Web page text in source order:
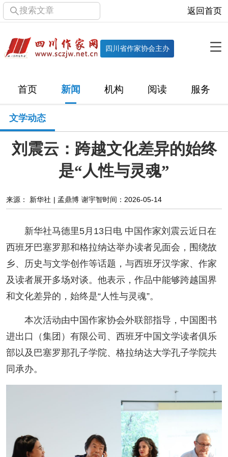
搜索文章 返回首页
四川省作家协会主办
首页 新闻 机构 阅读 服务
机构
直属单位 团体会员 主管社团 专门委员会
历届主席团
新闻
文学动态 作协工作
十百千 网络文学 万千百十
小说 散文 诗歌 文学评论
校园文学 其他阅读 文学访谈 作家新作
服务
入会须知
四川作家报
公告公示 讣告 征稿启事 新会员发展名单
文学动态
刘震云：跨越文化差异的始终
是“人性与灵魂”
来源： 新华社 | 孟鼎博 谢宇智时间：2026-05-14
新华社马德里5月13日电 中国作家刘震云近日在
西班牙巴塞罗那和格拉纳达举办读者见面会，围绕故
乡、历史与文学创作等话题，与西班牙汉学家、作家
及读者展开多场对谈。他表示，作品中能够跨越国界
和文化差异的，始终是“人性与灵魂”。
本次活动由中国作家协会外联部指导，中国图书
进出口（集团）有限公司、西班牙中国文学读者俱乐
部以及巴塞罗那孔子学院、格拉纳达大学孔子学院共
同承办。